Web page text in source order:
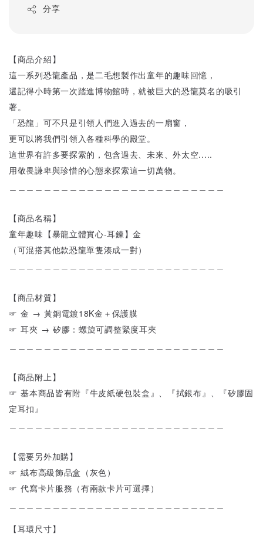
分享
【商品介紹】
這一系列恐龍產品，是二毛想製作出童年的趣味回憶，
還記得小時第一次踏進博物館時，就被巨大的恐龍莫名的吸引
著。
「恐龍」可不只是引領人們進入過去的一扇窗，
更可以將我們引領入各種科學的殿堂。
這世界有許多要探索的，包含過去、未來、外太空.....
用敬畏謙卑與珍惜的心態來探索這一切萬物。
【商品名稱】
童年趣味【暴龍立體實心-耳鍊】金
（可混搭其他款恐龍單隻湊成一對）
【商品材質】
☞ 金 → 黃銅電鍍18K金＋保護膜
☞ 耳夾 → 矽膠：螺旋可調整緊度耳夾
【商品附上】
☞ 基本商品皆有附『牛皮紙硬包裝盒』、『拭銀布』、『矽膠固
定耳扣』
【需要另外加購】
☞ 絨布高級飾品盒（灰色）
☞ 代寫卡片服務（有兩款卡片可選擇）
【耳環尺寸】